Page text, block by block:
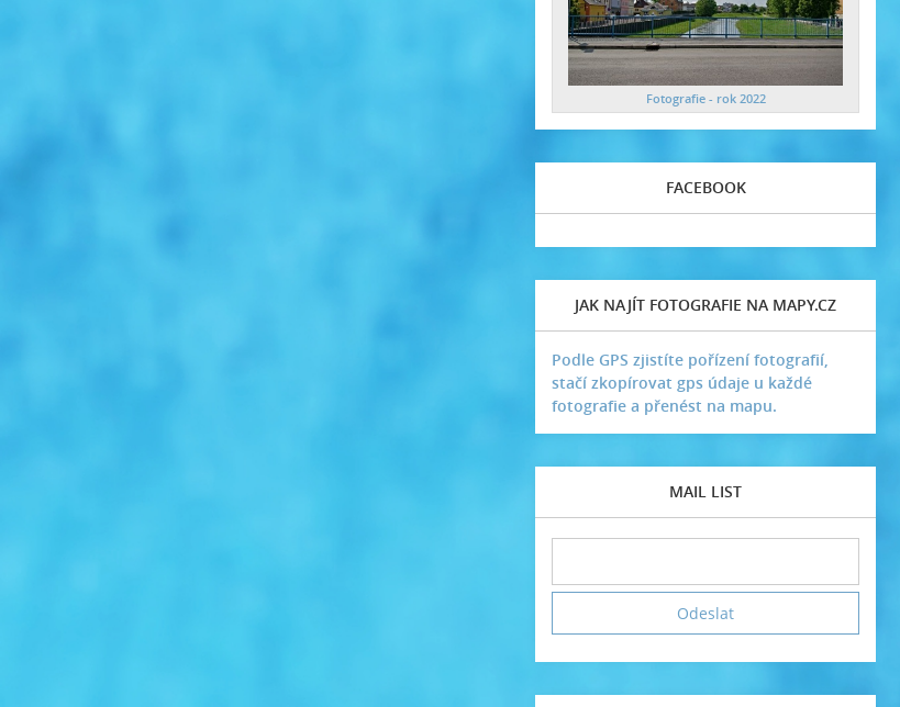
Fotografie - rok 2022
FACEBOOK
JAK NAJÍT FOTOGRAFIE NA MAPY.CZ
Podle GPS zjistíte pořízení fotografií,
stačí zkopírovat gps údaje u každé
fotografie a přenést na mapu.
MAIL LIST